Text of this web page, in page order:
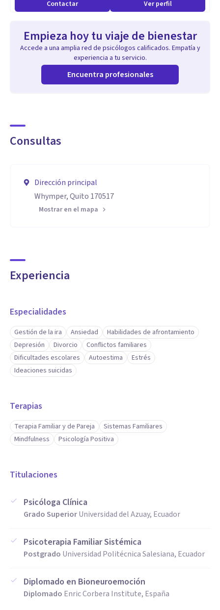
una vida emocional equilibrada.
Contactar Ver perfil
Empieza hoy tu viaje de bienestar
Accede a una amplia red de psicólogos calificados. Empatía y
experiencia a tu servicio.
Encuentra profesionales
Consultas
Dirección principal
Whymper, Quito 170517
Mostrar en el mapa
Experiencia
Especialidades
Gestión de la ira Ansiedad
Habilidades de afrontamiento
Depresión
Divorcio
Conflictos familiares
Dificultades escolares
Autoestima
Estrés
Ideaciones suicidas
Terapias
Terapia Familiar y de Pareja
Sistemas Familiares
Mindfulness
Psicología Positiva
Titulaciones
Psicóloga Clínica
Grado SuperiorUniversidad del Azuay, Ecuador
Psicoterapia Familiar Sistémica
Postgrado Universidad Politécnica Salesiana, Ecuador
Diplomado en Bioneuroemoción
Diplomado Enric Corbera Institute, España